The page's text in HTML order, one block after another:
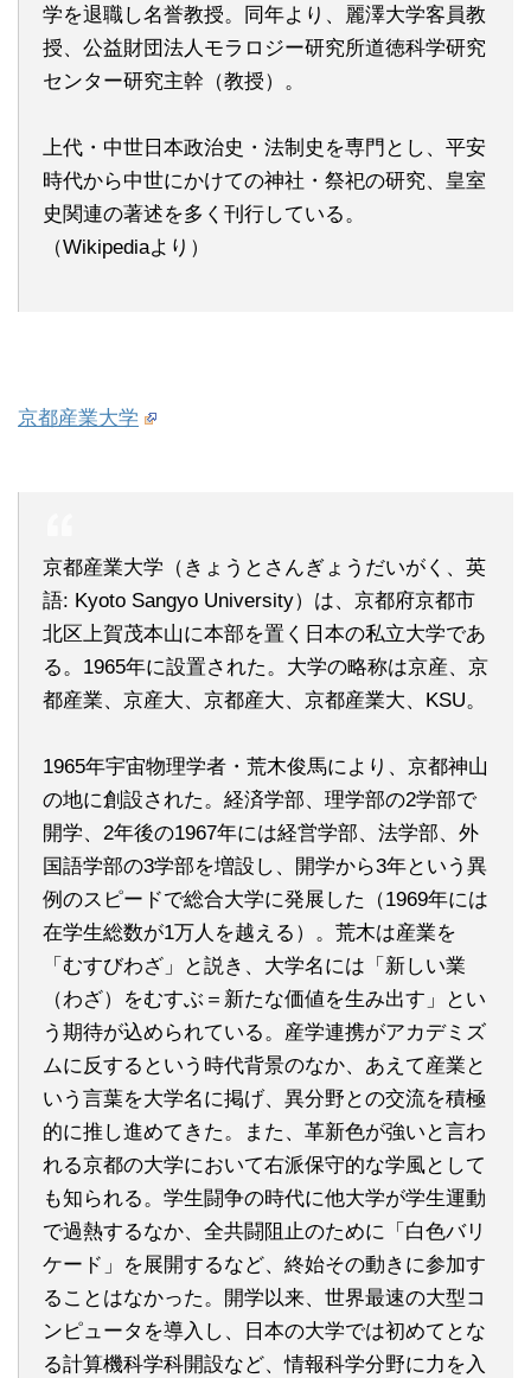
学を退職し名誉教授。同年より、麗澤大学客員教
授、公益財団法人モラロジー研究所道徳科学研究
センター研究主幹（教授）。
上代・中世日本政治史・法制史を専門とし、平安
時代から中世にかけての神社・祭祀の研究、皇室
史関連の著述を多く刊行している。
（Wikipediaより）
京都産業大学
京都産業大学（きょうとさんぎょうだいがく、英
語: Kyoto Sangyo University）は、京都府京都市
北区上賀茂本山に本部を置く日本の私立大学であ
る。1965年に設置された。大学の略称は京産、京
都産業、京産大、京都産大、京都産業大、KSU。
1965年宇宙物理学者・荒木俊馬により、京都神山
の地に創設された。経済学部、理学部の2学部で
開学、2年後の1967年には経営学部、法学部、外
国語学部の3学部を増設し、開学から3年という異
例のスピードで総合大学に発展した（1969年には
在学生総数が1万人を越える）。荒木は産業を
「むすびわざ」と説き、大学名には「新しい業
（わざ）をむすぶ＝新たな価値を生み出す」とい
う期待が込められている。産学連携がアカデミズ
ムに反するという時代背景のなか、あえて産業と
いう言葉を大学名に掲げ、異分野との交流を積極
的に推し進めてきた。また、革新色が強いと言わ
れる京都の大学において右派保守的な学風として
も知られる。学生闘争の時代に他大学が学生運動
で過熱するなか、全共闘阻止のために「白色バリ
ケード」を展開するなど、終始その動きに参加す
ることはなかった。開学以来、世界最速の大型コ
ンピュータを導入し、日本の大学では初めてとな
る計算機科学科開設など、情報科学分野に力を入